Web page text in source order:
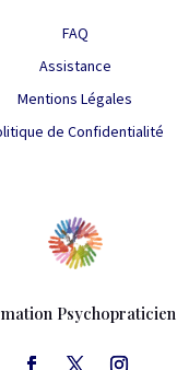
FAQ
Assistance
Mentions Légales
de Confidentialité
Psychopraticien